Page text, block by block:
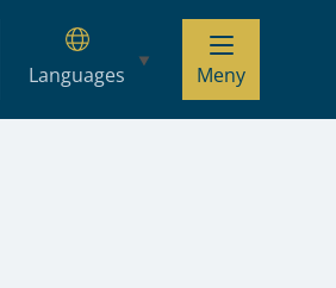
Languages Meny